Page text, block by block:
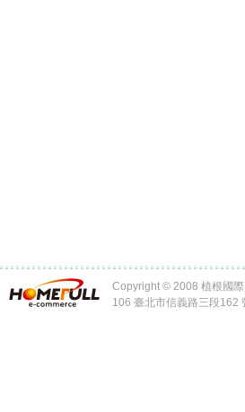
Copyright © 2008 植根國
106 臺北市信義路三段162